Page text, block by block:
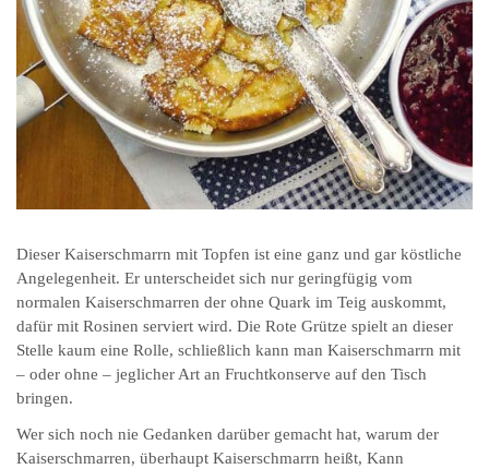
Dieser Kaiserschmarrn mit Topfen ist eine ganz und gar köstliche
Angelegenheit. Er unterscheidet sich nur geringfügig vom
normalen Kaiserschmarren der ohne Quark im Teig auskommt,
dafür mit Rosinen serviert wird. Die Rote Grütze spielt an dieser
Stelle kaum eine Rolle, schließlich kann man Kaiserschmarrn mit
– oder ohne – jeglicher Art an Fruchtkonserve auf den Tisch
bringen.
Wer sich noch nie Gedanken darüber gemacht hat, warum der
Kaiserschmarren, überhaupt Kaiserschmarrn heißt, Kann